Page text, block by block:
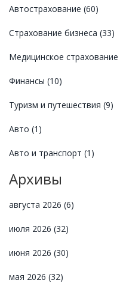
Автострахование (60)
Страхование бизнеса (33)
Медицинское страхование
Финансы (10)
Туризм и путешествия (9)
Авто (1)
Авто и транспорт (1)
Архивы
августа 2026 (6)
июля 2026 (32)
июня 2026 (30)
мая 2026 (32)